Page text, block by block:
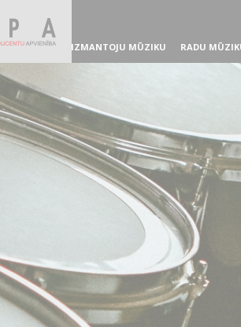
IZMANTOJU MŪZIKU RADU